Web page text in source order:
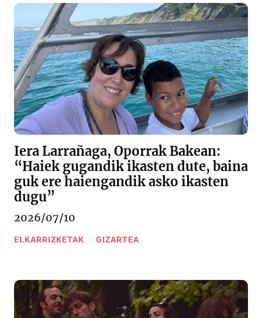
Iera Larrañaga, Oporrak Bakean:
“Haiek gugandik ikasten dute, baina
guk ere haiengandik asko ikasten
dugu”
2026/07/10
ELKARRIZKETAK GIZARTEA